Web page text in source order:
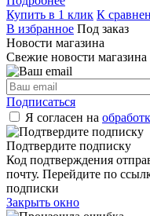
Купить в 1 клик К
В избранное Под заказ
Новости магазина
Свежие новости магазина
Подписаться
Я согласен на
Подтвердите подписку
Код подтверждения
почту. Перейдите по
подписки
Закрыть окно